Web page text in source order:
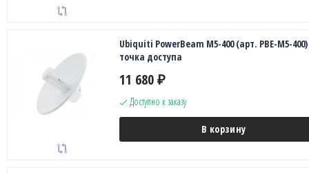
Ubiquiti PowerBeam M5-400 (арт. PBE-M5-400)
точка доступа
11 680 ₽
Доступно к заказу
В корзину